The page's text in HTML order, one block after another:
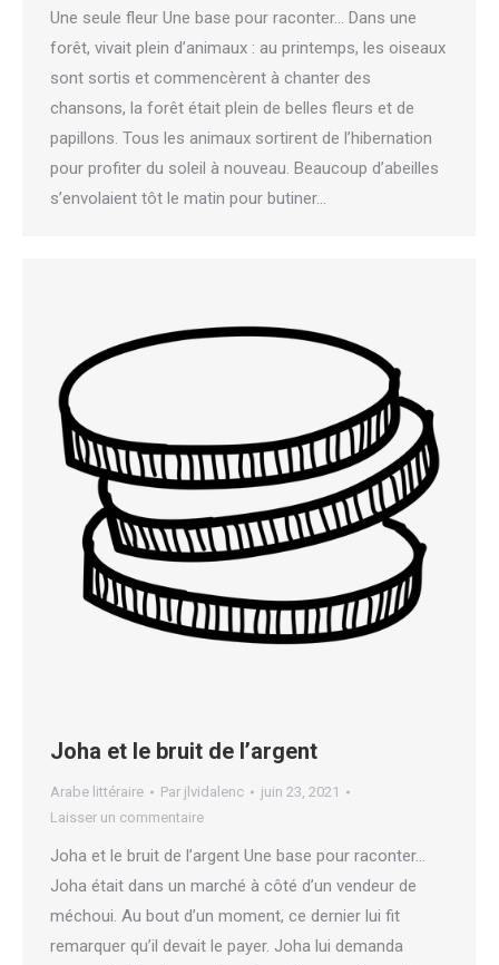
Une seule fleur Une base pour raconter… Dans une
forêt, vivait plein d’animaux : au printemps, les oiseaux
sont sortis et commencèrent à chanter des
chansons, la forêt était plein de belles fleurs et de
papillons. Tous les animaux sortirent de l’hibernation
pour profiter du soleil à nouveau. Beaucoup d’abeilles
s’envolaient tôt le matin pour butiner…
Joha et le bruit de l’argent
Arabe littéraire Par jlvidalenc
juin 23, 2021
Laisser un commentaire
Joha et le bruit de l’argent Une base pour raconter…
Joha était dans un marché à côté d’un vendeur de
méchoui. Au bout d’un moment, ce dernier lui fit
remarquer qu’il devait le payer. Joha lui demanda